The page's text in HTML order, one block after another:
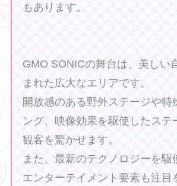
もあります。
GMO SONICの舞台は、美しい
まれた広大なエリアです。
開放感のある野外ステージや特
ング、映像効果を駆使したステ
観客を驚かせます。
また、最新のテクノロジーを駆
エンターテイメント要素も注目